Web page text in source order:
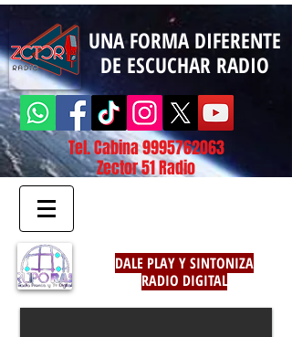
UNA FORMA DIFERENTE
DE ESCUCHAR RADIO
Tel. Cabina9995762063
Zector 51 Radio
DALE PLAY Y SINTONIZA
RADIO DIGITAL